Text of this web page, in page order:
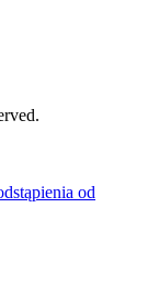
od